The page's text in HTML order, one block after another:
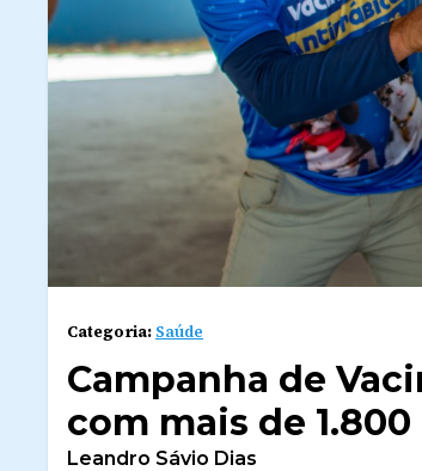
Categoria: Saúde
Campanha de
com mais de
Leandro Sávio Dias